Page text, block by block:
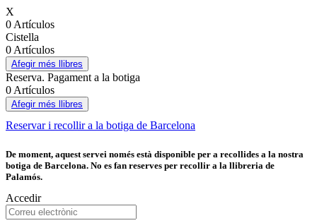
X
0 Artículos
Cistella
0 Artículos
Afegir més llibres
Reserva. Pagament a la botiga
0 Artículos
Afegir més llibres
Reservar i recollir a la botiga de Barcelona
De moment, aquest servei només està disponible per a recollides a la nostra
botiga de Barcelona. No es fan reserves per recollir a la llibreria de
Palamós.
Accedir